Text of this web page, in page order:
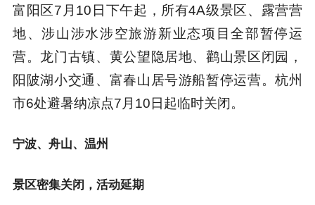
富阳区7月10日下午起，所有4A级景区、露营营
地、涉山涉水涉空旅游新业态项目全部暂停运
营。龙门古镇、黄公望隐居地、鹳山景区闭园，
阳陂湖小交通、富春山居号游船暂停运营。杭州
市6处避暑纳凉点7月10日起临时关闭。
宁波、舟山、温州
景区密集关闭，活动延期